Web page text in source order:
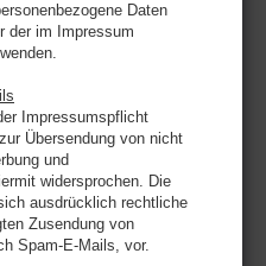
Daten
der im Impressum
Impressumspflicht
Übersendung von nicht
und
widersprochen. Die
ausdrücklich rechtliche
Zusendung von
Spam-E-Mails, vor.